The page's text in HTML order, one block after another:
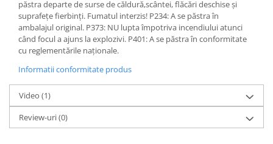
păstra departe de surse de căldură,scântei, flăcări deschise și
suprafețe fierbinți. Fumatul interzis! P234: A se păstra în
ambalajul original. P373: NU lupta împotriva incendiului atunci
când focul a ajuns la explozivi. P401: A se păstra în conformitate
cu reglementările naționale.
Informatii conformitate produs
Video (1)
Review-uri(0)